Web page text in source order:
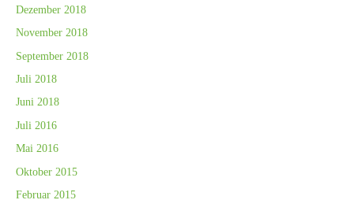
Dezember 2018
November 2018
September 2018
Juli 2018
Juni 2018
Juli 2016
Mai 2016
Oktober 2015
Februar 2015